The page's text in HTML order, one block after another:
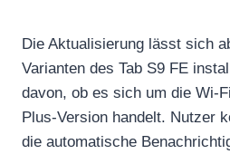
Die Aktualisierung lässt sich
Varianten des Tab S9 FE
davon, ob es sich um die Wi-
Plus-Version handelt. Nutzer
die automatische